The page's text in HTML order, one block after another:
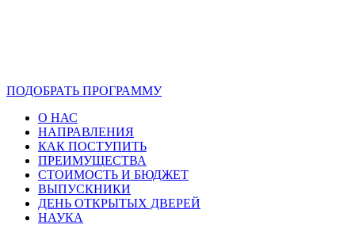
ПОДОБРАТЬ ПРОГРАММУ
О НАС
НАПРАВЛЕНИЯ
КАК ПОСТУПИТЬ
ПРЕИМУЩЕСТВА
СТОИМОСТЬ И БЮДЖЕТ
ВЫПУСКНИКИ
ДЕНЬ ОТКРЫТЫХ ДВЕРЕЙ
НАУКА